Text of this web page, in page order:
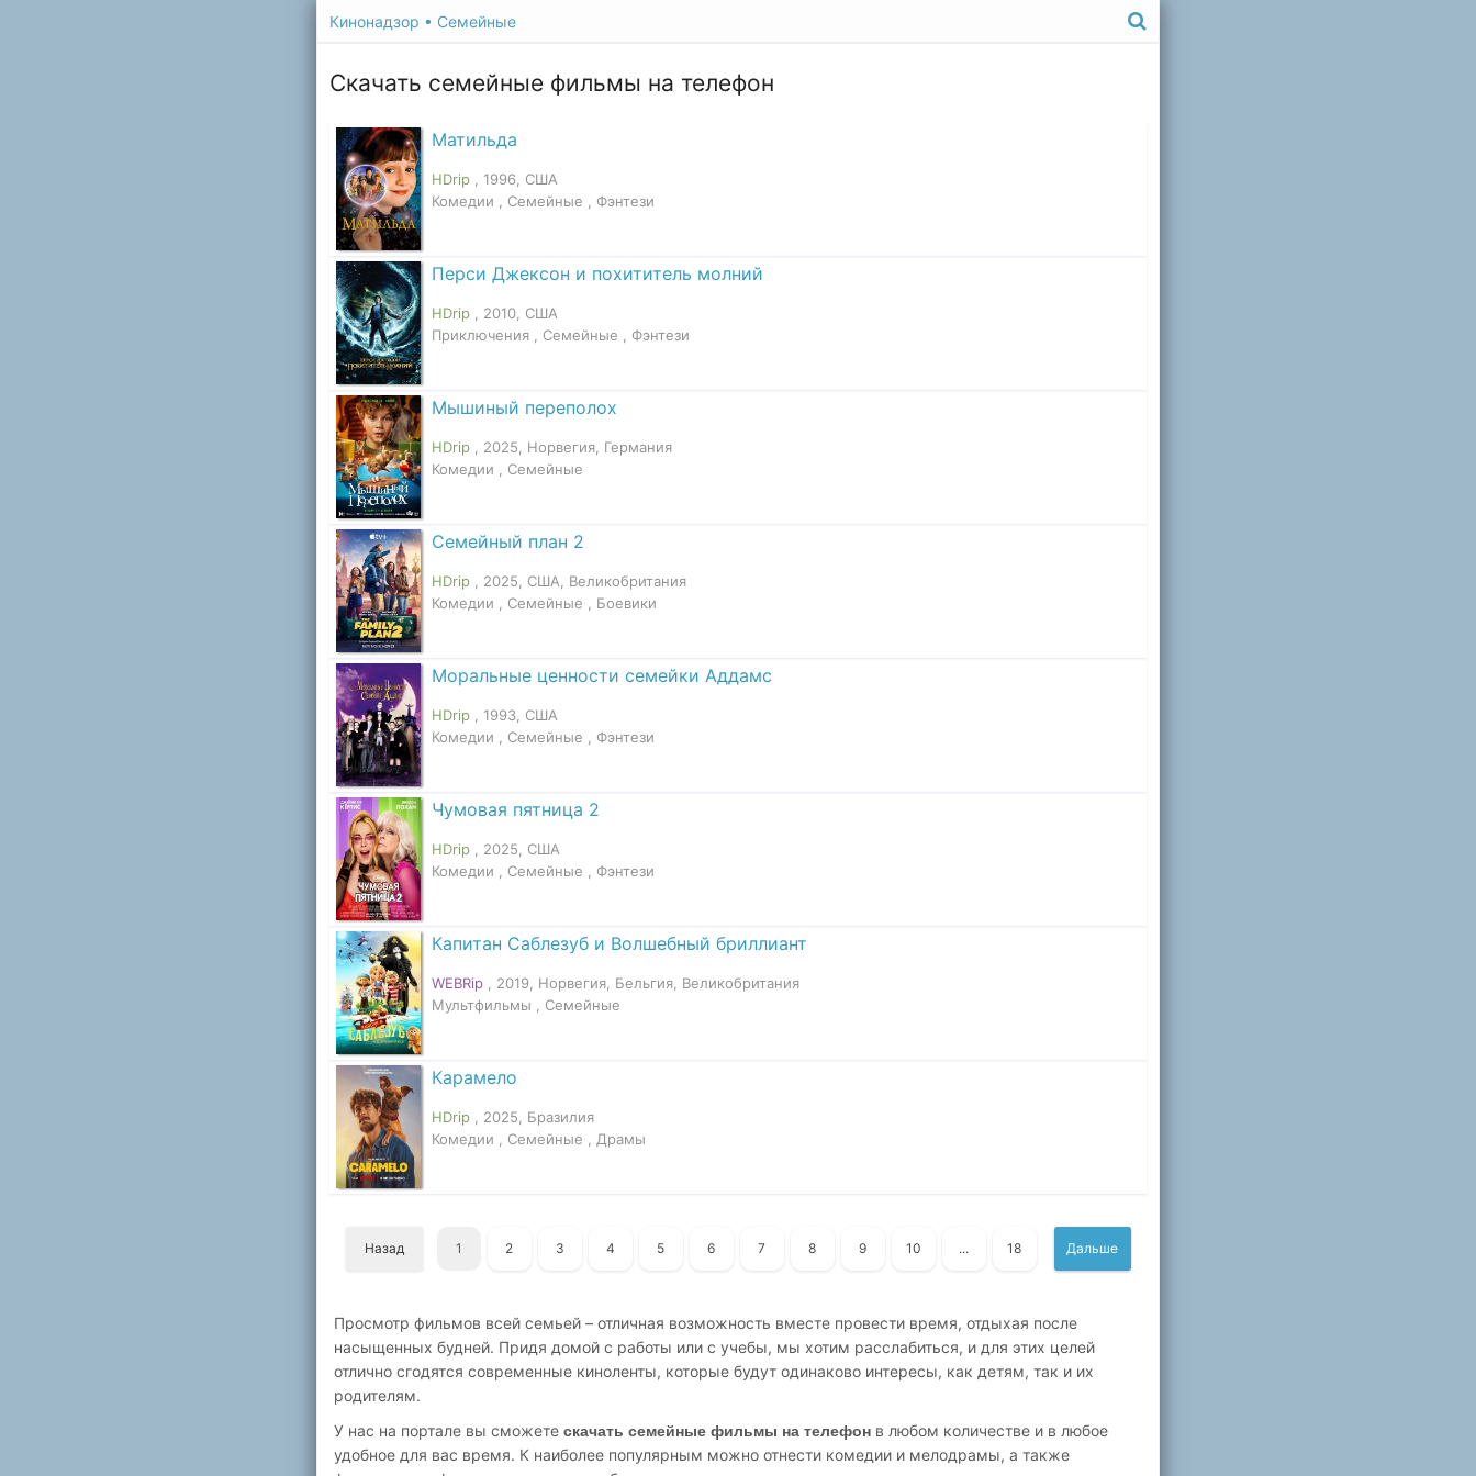
Кинонадзор • Семейные
Скачать семейные фильмы на телефон
Матильда
HDrip
, 1996, США
Комедии , Семейные , Фэнтези
Перси Джексон и похититель молний
HDrip
, 2010, США
Приключения , Семейные , Фэнтези
Мышиный переполох
HDrip
, 2025, Норвегия, Германия
Комедии , Семейные
Семейный план 2
HDrip
, 2025, США, Великобритания
Комедии , Семейные , Боевики
Моральные ценности семейки Аддамс
HDrip
, 1993, США
Комедии , Семейные , Фэнтези
Чумовая пятница 2
HDrip
, 2025, США
Комедии , Семейные , Фэнтези
Капитан Саблезуб и Волшебный бриллиант
WEBRip
, 2019, Норвегия, Бельгия, Великобритания
Мультфильмы , Семейные
Карамело
HDrip
, 2025, Бразилия
Комедии , Семейные , Драмы
Назад 1 2 3 4 5 6 7 8 9 10 ... 18 Дальше
Просмотр фильмов всей семьей – отличная возможность вместе провести время, отдыхая после
насыщенных будней. Придя домой с работы или с учебы, мы хотим расслабиться, и для этих целей
отлично сгодятся современные киноленты, которые будут одинаково интересы, как детям, так и их
родителям.
У нас на портале вы сможете скачать семейные фильмы на телефон в любом количестве и в любое
удобное для вас время. К наиболее популярным можно отнести комедии и мелодрамы, а также